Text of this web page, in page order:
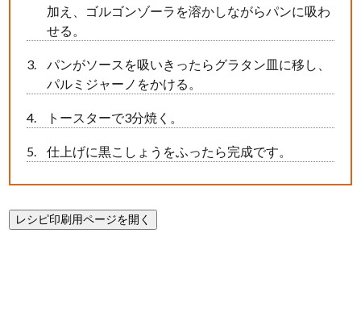
加え、ゴルゴンゾーラを溶かしながらパンに吸わ
せる。
パンがソースを吸いきったらグラタン皿に移し、
パルミジャーノをかける。
トースターで3分焼く。
仕上げに黒こしょうをふったら完成です。